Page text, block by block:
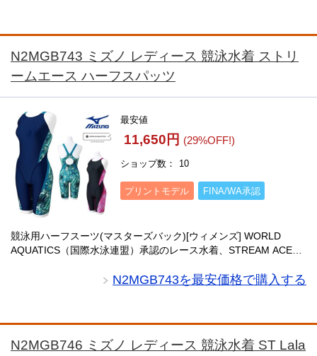
N2MGB743 ミズノ レディース 競泳水着 ストリ
ームエース ハーフスパッツ
最安値
11,650円 (29%OFF!)
ショップ数 10
プリントモデル FINA/WA承認
競泳用ハーフスーツ(マスターズバック)[ウィメンズ] WORLD
AQUATICS（国際水泳連盟）承認のレース水着、STREAM ACE
な前身と、都市のエネルギー・・・N2MGB743を最安価格で購入する
N2MGB746 ミズノ レディース 競泳水着 ST Lala